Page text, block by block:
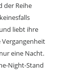
der Reihe
liebt ihre
Vergangenheit
eine Nacht.
Night-Stand